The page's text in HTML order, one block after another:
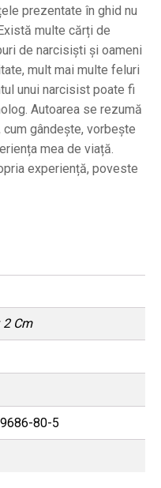
prezentate în ghid nu
multe cărți de
de narcisiști și oameni
mult mai multe feluri
unui narcisist poate fi
Autoarea se rezumă
gândește, vorbește
mea de viață.
experiență, poveste
2 Cm
80-5